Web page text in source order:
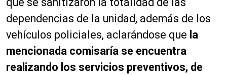
dependencias de la unidad, además de los
vehículos policiales, aclarándose que la
mencionada comisaría se encuentra
realizando los servicios preventivos, de